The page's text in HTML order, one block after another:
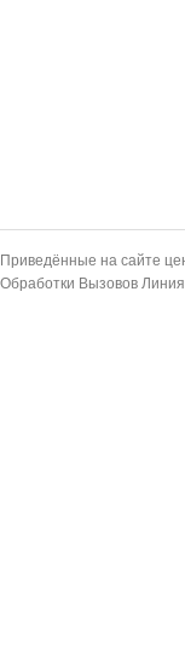
Приведённые на сайте
Обработки Вызовов